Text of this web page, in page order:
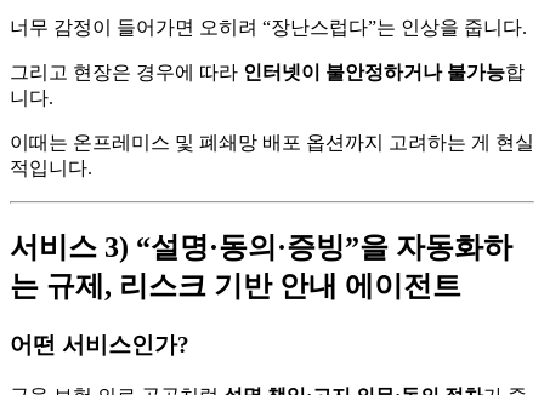
너무 감정이 들어가면 오히려 “장난스럽다”는 인상을 줍니다.
그리고 현장은 경우에 따라 인터넷이 불안정하거나 불가능합
니다.
이때는 온프레미스 및 폐쇄망 배포 옵션까지 고려하는 게 현실
적입니다.
서비스 3) “설명·동의·증빙”을 자동화하
는 규제, 리스크 기반 안내 에이전트
어떤 서비스인가?